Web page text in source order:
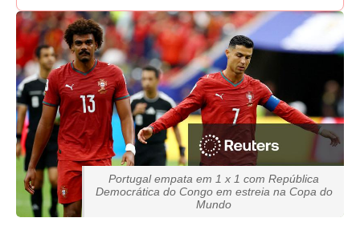
Portugal empata em 1 x 1 com República
Democrática do Congo em estreia na Copa do
Mundo